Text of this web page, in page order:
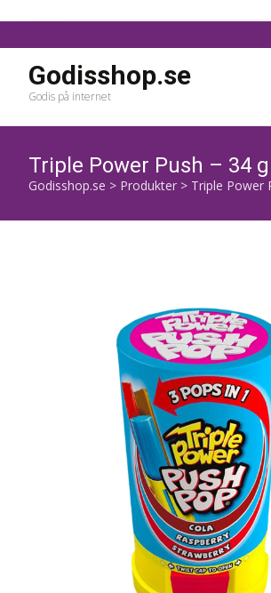
Godisshop.se
Godis på internet
Triple Power Push – 34 g
Godisshop.se > Produkter > Triple Power